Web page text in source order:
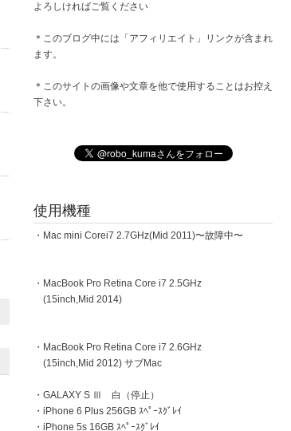
よろしければご覧ください
＊このブログ中には「アフィリエイト」リンクが含まれ
ます。
＊このサイトの画像や文章を他で使用することはお控え
下さい。
使用機種
・Mac mini Corei7 2.7GHz(Mid 2011)〜故障中〜
・MacBook Pro Retina Core i7 2.5GHz
(15inch,Mid 2014)
・MacBook Pro Retina Core i7 2.6GHz
(15inch,Mid 2012) サブMac
・GALAXY S Ⅲ 白（停止）
・iPhone 6 Plus 256GB ｽﾍﾟｰｽｸﾞﾚｲ
・iPhone 5s 16GB ｽﾍﾟｰｽｸﾞﾚｲ